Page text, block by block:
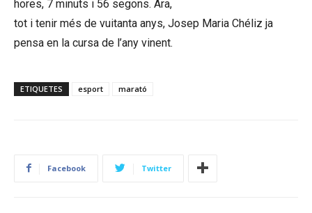
hores, 7 minuts i 56 segons. Ara,
tot i tenir més de vuitanta anys, Josep Maria Chéliz ja
pensa en la cursa de l’any vinent.
ETIQUETES esport marató
Facebook Twitter